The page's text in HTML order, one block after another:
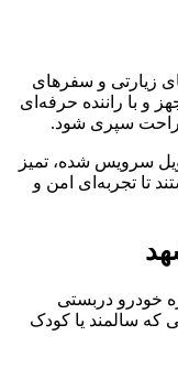
زیارتی و سفرهای
و با راننده حرفه‌ای
راحت سپری شود.
سرویس شده، تمیز
تا تجربه‌ای امن و
خودرو دربستی
که سالمند یا کودک